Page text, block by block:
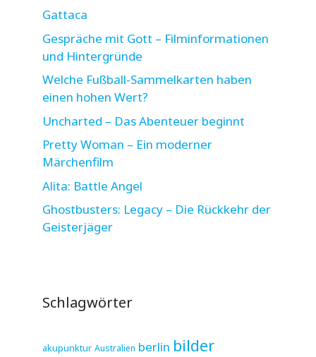
Gattaca
Gespräche mit Gott – Filminformationen
und Hintergründe
Welche Fußball-Sammelkarten haben
einen hohen Wert?
Uncharted – Das Abenteuer beginnt
Pretty Woman – Ein moderner
Märchenfilm
Alita: Battle Angel
Ghostbusters: Legacy – Die Rückkehr der
Geisterjäger
Schlagwörter
akupunktur Australien berlin bilder